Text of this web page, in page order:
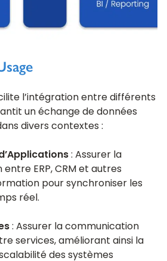
l’intégration entre différents
un échange de données
divers contextes :
: Assurer la
ERP, CRM et autres
pour synchroniser les
réel.
: Assurer la communication
services, améliorant ainsi la
des systèmes